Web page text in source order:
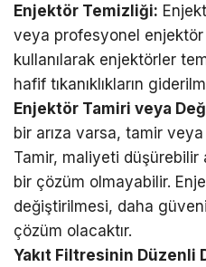
Enjektör Temizliği:
veya profesyonel
kullanılarak enjektörler
hafif tıkanıklıkların
Enjektör Tamiri veya
bir arıza varsa, tamir
Tamir, maliyeti düşürebilir
bir çözüm olmayabilir.
değiştirilmesi, daha
çözüm olacaktır.
Yakıt Filtresinin Düzenli